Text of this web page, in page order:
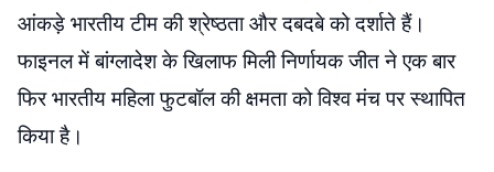
आंकड़े भारतीय टीम की श्रेष्ठता और दबदबे को दर्शाते हैं।
फाइनल में बांग्लादेश के खिलाफ मिली निर्णायक जीत ने एक बार
फिर भारतीय महिला फुटबॉल की क्षमता को विश्व मंच पर स्थापित
किया है।